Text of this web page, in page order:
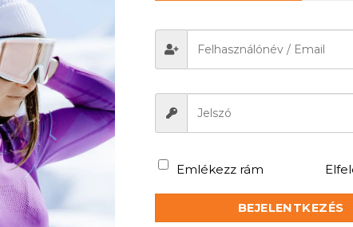
ideális választás. Légáteresztő anyaga segít
a többi időjáráshoz ajánlott termékeinket is. Ez a
Emlékezz rám
BEJELENTKEZÉS